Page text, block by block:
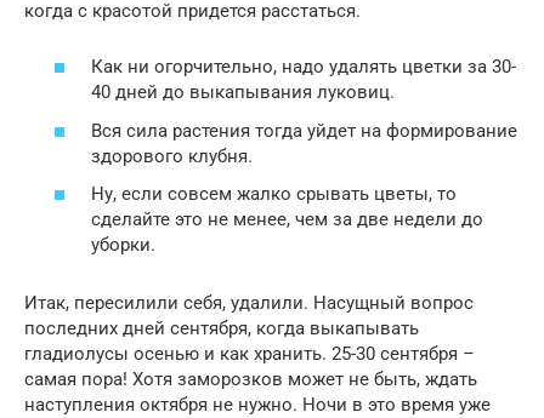
когда с красотой придется расстаться.
Как ни огорчительно, надо удалять цветки за 30-
40 дней до выкапывания луковиц.
Вся сила растения тогда уйдет на формирование
здорового клубня.
Ну, если совсем жалко срывать цветы, то
сделайте это не менее, чем за две недели до
уборки.
Итак, пересилили себя, удалили. Насущный вопрос
последних дней сентября, когда выкапывать
гладиолусы осенью и как хранить. 25-30 сентября –
самая пора! Хотя заморозков может не быть, ждать
наступления октября не нужно. Ночи в это время уже